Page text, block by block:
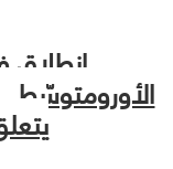
انطلاق